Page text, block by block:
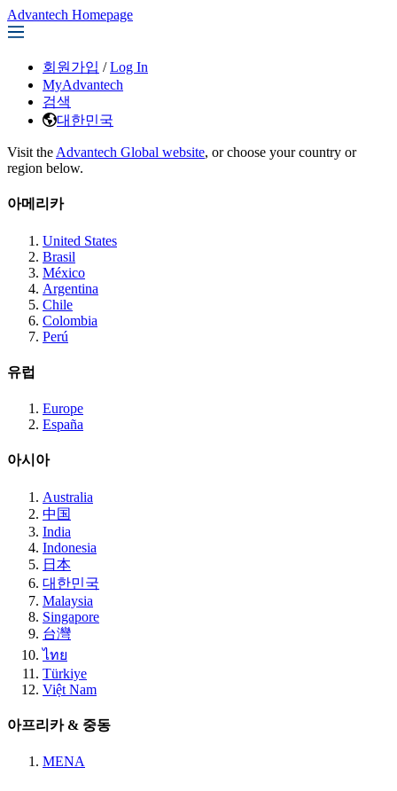
Advantech Homepage
회원가입 / Log In
MyAdvantech
검색
대한민국
Visit the Advantech Global website, or choose your country or
region below.
아메리카
United States
Brasil
México
Argentina
Chile
Colombia
Perú
유럽
Europe
España
아시아
Australia
中国
India
Indonesia
日本
대한민국
Malaysia
Singapore
台灣
ไทย
Türkiye
Việt Nam
아프리카 & 중동
MENA